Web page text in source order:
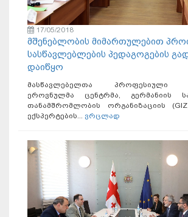
17/05/2018
მშენებლობის მიმართულებით
სასწავლებლების პედაგოგების
დაიწყო
მასწავლებელთა პროფესიული
ეროვნულმა ცენტრმა, გერმანიის
თანამშრომლობის ორგანიზაციის
ექსპერტების... ვრცლად